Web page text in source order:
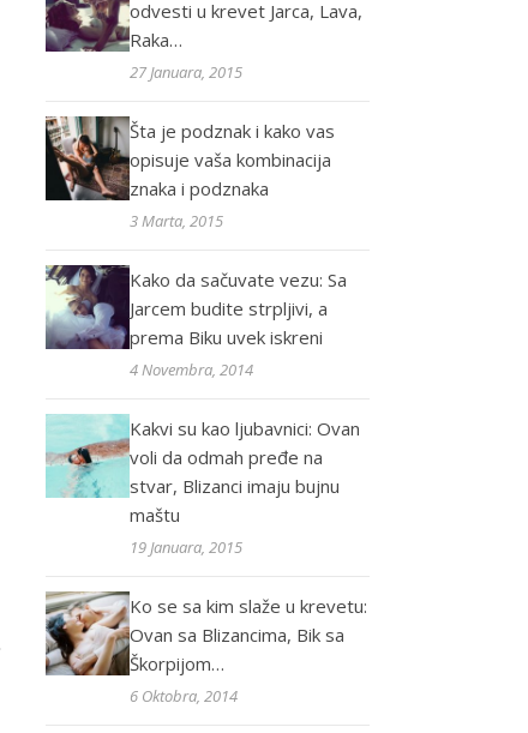
odvesti u krevet Jarca, Lava,
Raka…
27 Januara, 2015
Šta je podznak i kako vas
opisuje vaša kombinacija
znaka i podznaka
3 Marta, 2015
Kako da sačuvate vezu: Sa
Jarcem budite strpljivi, a
prema Biku uvek iskreni
4 Novembra, 2014
Kakvi su kao ljubavnici: Ovan
voli da odmah pređe na
stvar, Blizanci imaju bujnu
maštu
19 Januara, 2015
Ko se sa kim slaže u krevetu:
Ovan sa Blizancima, Bik sa
Škorpijom…
6 Oktobra, 2014